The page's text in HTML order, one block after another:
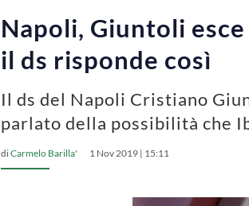
Napoli, Giuntoli
il ds risponde così
Il ds del Napoli Cristiano
parlato della possibilità che
diCarmelo Barilla' 1 Nov 2019 | 15:11